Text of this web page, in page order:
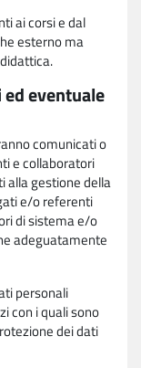
ai corsi e dal
esterno ma
eventuale
comunicati o
e collaboratori
alla gestione della
e/o referenti
di sistema e/o
adeguatamente
personali
con i quali sono
dei dati